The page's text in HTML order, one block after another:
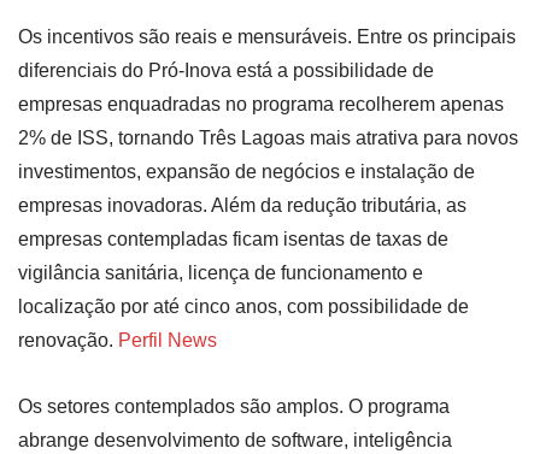
Os incentivos são reais e mensuráveis. Entre os principais
diferenciais do Pró-Inova está a possibilidade de
empresas enquadradas no programa recolherem apenas
2% de ISS, tornando Três Lagoas mais atrativa para novos
investimentos, expansão de negócios e instalação de
empresas inovadoras. Além da redução tributária, as
empresas contempladas ficam isentas de taxas de
vigilância sanitária, licença de funcionamento e
localização por até cinco anos, com possibilidade de
renovação. Perfil News
Os setores contemplados são amplos. O programa
abrange desenvolvimento de software, inteligência